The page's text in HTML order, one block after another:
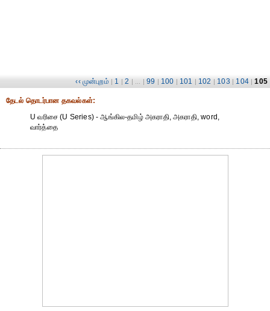
‹‹ முன்புறம் | 1 | 2 | ... | 99 | 100 | 101 | 102 | 103 | 104 | 105
தேட‌ல் தொட‌ர்பான தகவ‌ல்க‌ள்:
U வரிசை (U Series) - ஆங்கில-தமிழ் அகராதி, அகராதி, word,
வார்த்தை